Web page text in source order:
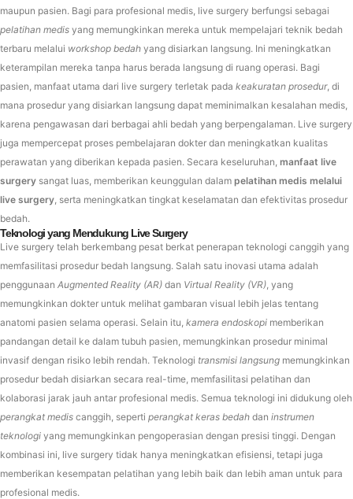
maupun pasien. Bagi para profesional medis, live surgery berfungsi sebagai
pelatihan medis yang memungkinkan mereka untuk mempelajari teknik bedah
terbaru melalui workshop bedah yang disiarkan langsung. Ini meningkatkan
keterampilan mereka tanpa harus berada langsung di ruang operasi. Bagi
pasien, manfaat utama dari live surgery terletak pada keakuratan prosedur, di
mana prosedur yang disiarkan langsung dapat meminimalkan kesalahan medis,
karena pengawasan dari berbagai ahli bedah yang berpengalaman. Live surgery
juga mempercepat proses pembelajaran dokter dan meningkatkan kualitas
perawatan yang diberikan kepada pasien. Secara keseluruhan, manfaat live
surgery sangat luas, memberikan keunggulan dalam pelatihan medis melalui
live surgery , serta meningkatkan tingkat keselamatan dan efektivitas prosedur
bedah.
Teknologi yang Mendukung Live Surgery
Live surgery telah berkembang pesat berkat penerapan teknologi canggih yang
memfasilitasi prosedur bedah langsung. Salah satu inovasi utama adalah
penggunaan Augmented Reality (AR) dan Virtual Reality (VR) , yang
memungkinkan dokter untuk melihat gambaran visual lebih jelas tentang
anatomi pasien selama operasi. Selain itu, kamera endoskopi memberikan
pandangan detail ke dalam tubuh pasien, memungkinkan prosedur minimal
invasif dengan risiko lebih rendah. Teknologi transmisi langsung memungkinkan
prosedur bedah disiarkan secara real-time, memfasilitasi pelatihan dan
kolaborasi jarak jauh antar profesional medis. Semua teknologi ini didukung oleh
perangkat medis canggih, seperti perangkat keras bedah dan instrumen
teknologi yang memungkinkan pengoperasian dengan presisi tinggi. Dengan
kombinasi ini, live surgery tidak hanya meningkatkan efisiensi, tetapi juga
memberikan kesempatan pelatihan yang lebih baik dan lebih aman untuk para
profesional medis.